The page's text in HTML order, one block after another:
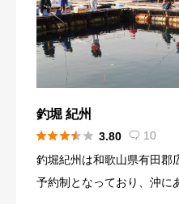
釣堀 紀州
 3.80  10
釣堀紀州は和歌山県有田郡
予約制となっており、沖に